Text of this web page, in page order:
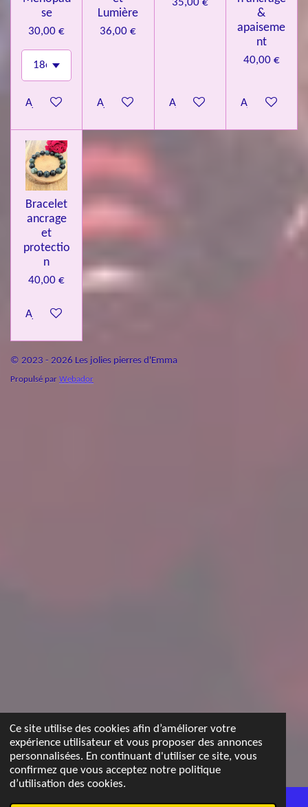
Ce site utilise des cookies afin d’améliorer votre
expérience utilisateur et vous proposer des annonces
personnalisées. En continuant d'utiliser ce site, vous
confirmez que vous acceptez notre politique
d’utilisation des cookies.
se
30,00 €
Ajouter au panier
Lumière
36,00 €
Ajouter au panier
35,00 €
Ajouter au panier
&
apaiseme
nt
40,00 €
Ajouter au
Bracelet
ancrage
et
protectio
n
40,00 €
Ajouter au panier
© 2023 - 2026 Les jolies pierres d'Emma
Propulsé par Webador